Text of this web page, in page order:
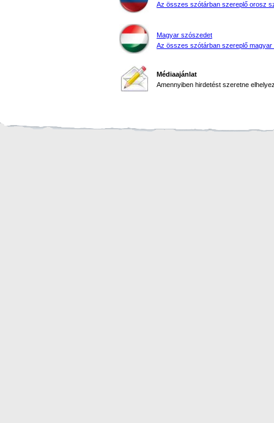
Az összes szótárban szereplő orosz
Magyar szószedet
Az összes szótárban szereplő magyar
Médiaajánlat
Amennyiben hirdetést szeretne